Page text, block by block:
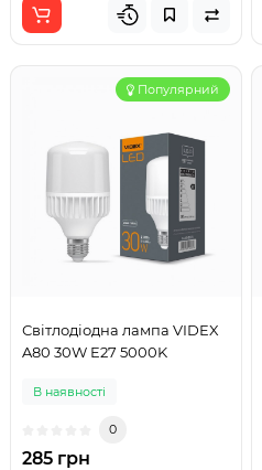
Популярний
Світлодіодна лампа VIDEX
A80 30W E27 5000K
В наявності
0
285 грн